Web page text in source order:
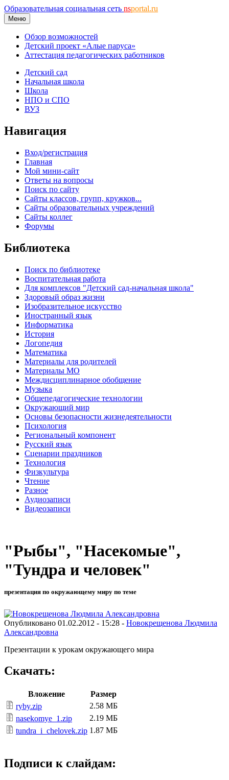
Образовательная социальная сеть nsportal.ru
Меню
Обзор возможностей
Детский проект «Алые паруса»
Аттестация педагогических работников
Детский сад
Начальная школа
Школа
НПО и СПО
ВУЗ
Навигация
Вход/регистрация
Главная
Мой мини-сайт
Ответы на вопросы
Поиск по сайту
Сайты классов, групп, кружков...
Сайты образовательных учреждений
Сайты коллег
Форумы
Библиотека
Поиск по библиотеке
Воспитательная работа
Для комплексов "Детский сад-начальная школа"
Здоровый образ жизни
Изобразительное искусство
Иностранный язык
Информатика
История
Логопедия
Математика
Материалы для родителей
Материалы МО
Междисциплинарное обобщение
Музыка
Общепедагогические технологии
Окружающий мир
Основы безопасности жизнедеятельности
Психология
Региональный компонент
Русский язык
Сценарии праздников
Технология
Физкультура
Чтение
Разное
Аудиозаписи
Видеозаписи
"Рыбы", "Насекомые",
"Тундра и человек"
презентация по окружающему миру по теме
Опубликовано 01.02.2012 - 15:28 - Новокрещенова Людмила
Александровна
Презентации к урокам окружающего мира
Скачать:
Вложение
Размер
ryby.zip
2.58 МБ
nasekomye_1.zip
2.19 МБ
tundra_i_chelovek.zip 1.87 МБ
Подписи к слайдам: